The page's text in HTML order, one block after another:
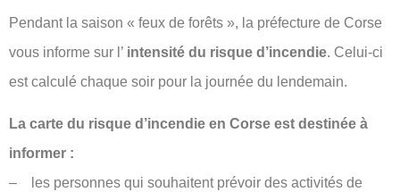
Pendant la saison « feux de forêts », la préfecture de Corse
vous informe sur l’ intensité du risque d’incendie. Celui-ci
est calculé chaque soir pour la journée du lendemain.
La carte du risque d’incendie en Corse est destinée à
informer :
– les personnes qui souhaitent prévoir des activités de